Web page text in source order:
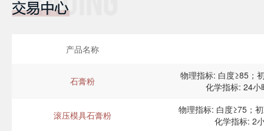
产品名称
石膏粉
物理指标: 白度≥85；
化学指标: 24
滚压模具石膏粉
物理指标: 白度≥75；
化学指标: 2